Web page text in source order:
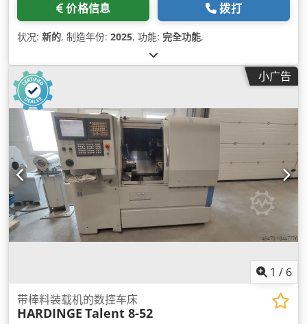
价格信息 拨打
状况: 新的, 制造年份: 2025, 功能: 完全功能,
小广告
1 / 6
带棒料装载机的数控车床
HARDINGE Talent 8-52